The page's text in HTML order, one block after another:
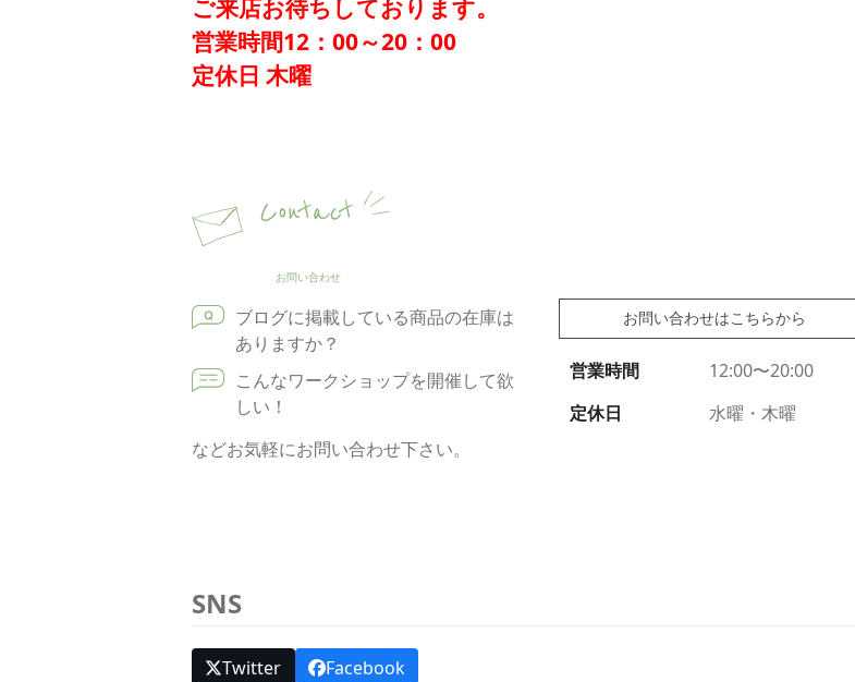
ご来店お待ちしております。
営業時間12：00～20：00
定休日 木曜
Contact
お問い合わせ
ブログに掲載している商品の在庫は
ありますか？
こんなワークショップを開催して欲
しい！
などお気軽にお問い合わせ下さい。
お問い合わせはこちらから
営業時間
12:00〜20:00
定休日
水曜・木曜
SNS
Twitter Facebook